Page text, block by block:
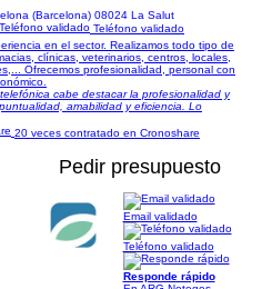
(Barcelona) 08024 La Salut
Teléfono validado
en el sector. Realizamos todo tipo de
clínicas, veterinarios, centros, locales,
Ofrecemos profesionalidad, personal con
cabe destacar la profesionalidad y
amabilidad y eficiencia. Lo
20 veces contratado en Cronoshare
Pedir presupuesto
Email validado
Teléfono validado
Responde rápido